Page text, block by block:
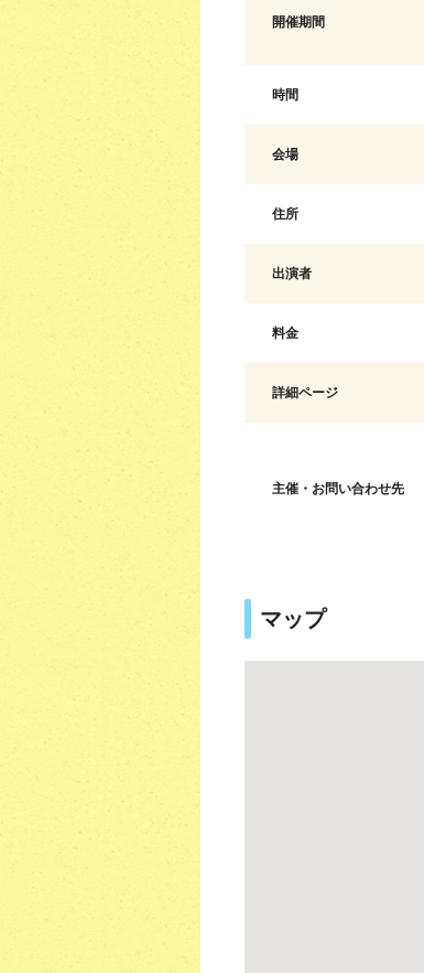
開催期間
時間
会場
住所
出演者
料金
詳細ページ
主催・お問い合わせ先
マップ